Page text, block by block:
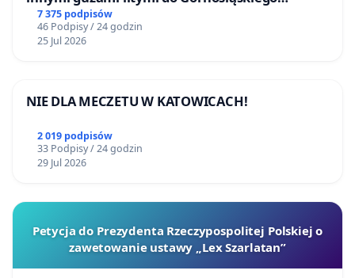
Centrum Zdrowia Dziecka w Katowicach
7 375 podpisów
46 Podpisy / 24 godzin
25 Jul 2026
NIE DLA MECZETU W KATOWICACH!
2 019 podpisów
33 Podpisy / 24 godzin
29 Jul 2026
Petycja do Prezydenta Rzeczypospolitej Polskiej o
zawetowanie ustawy „Lex Szarlatan”